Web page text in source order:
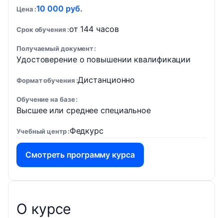
Цена 10 000 руб.
Срок обучения от 144 часов
Получаемый документ
Удостоверение о повышении квалификации
Формат обучения Дистанционно
Обучение на базе
Высшее или среднее специальное
Учебный центр Федкурс
Смотреть программу курса
О курсе